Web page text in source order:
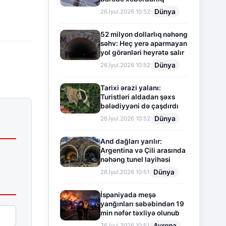
26.İyul.2026 10:52 Dünya
52 milyon dollarlıq nəhəng
səhv: Heç yerə aparmayan
yol görənləri heyrətə salır
26.İyul.2026 10:52 Dünya
Tarixi ərazi yalanı:
Turistləri aldadan şəxs
bələdiyyəni də çaşdırdı
26.İyul.2026 10:52 Dünya
And dağları yarılır:
Argentina və Çili arasında
nəhəng tunel layihəsi
26.İyul.2026 10:51 Dünya
İspaniyada meşə
yanğınları səbəbindən 19
min nəfər təxliyə olunub